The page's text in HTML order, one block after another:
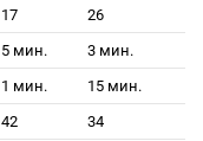
17
26
5 мин.
3 мин.
1 мин.
15 мин.
42
34